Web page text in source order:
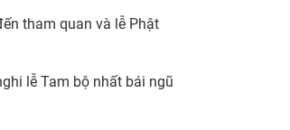
tham quan và lễ Phật
lễ Tam bộ nhất bái ngũ